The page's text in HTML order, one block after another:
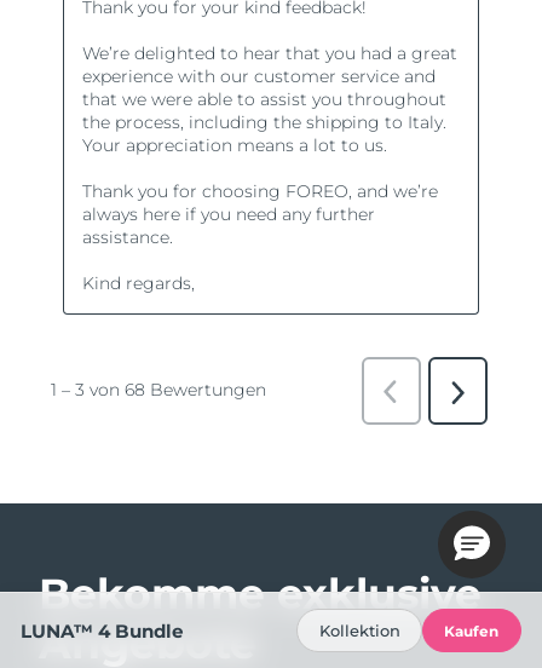
Bekomme exklusive
Angebote
LUNA™ 4 Bundle Kollektion Kaufen